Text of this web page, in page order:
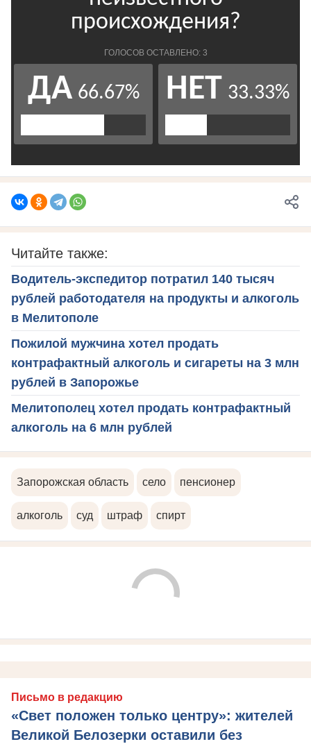
Читайте также:
Водитель‑экспедитор потратил 140 тысяч
рублей работодателя на продукты и алкоголь
в Мелитополе
Пожилой мужчина хотел продать
контрафактный алкоголь и сигареты на 3 млн
рублей в Запорожье
Мелитополец хотел продать контрафактный
алкоголь на 6 млн рублей
Запорожская область село пенсионер
алкоголь суд штраф спирт
Письмо в редакцию
«Свет положен только центру»: жителей
Великой Белозерки оставили без